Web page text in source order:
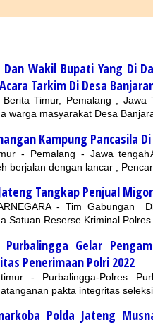
Wakil Bupati Yang Di
Tarkim Di Desa
Berita Timur, Pemalang ,
warga masyarakat Desa
Kampung Pancasila
- Pemalang - Jawa
berjalan dengan lancar ,
Tangkap Penjual
- Tim Gabungan
Satuan Reserse Kriminal
Purbalingga Gelar
Penerimaan Polri 2022
- Purbalingga-Polres
pakta integritas
Polda Jateng